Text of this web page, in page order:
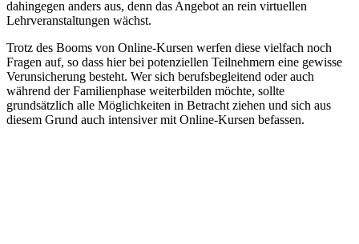
dahingegen anders aus, denn das Angebot an rein virtuellen
Lehrveranstaltungen wächst.
Trotz des Booms von Online-Kursen werfen diese vielfach noch
Fragen auf, so dass hier bei potenziellen Teilnehmern eine gewisse
Verunsicherung besteht. Wer sich berufsbegleitend oder auch
während der Familienphase weiterbilden möchte, sollte
grundsätzlich alle Möglichkeiten in Betracht ziehen und sich aus
diesem Grund auch intensiver mit Online-Kursen befassen.